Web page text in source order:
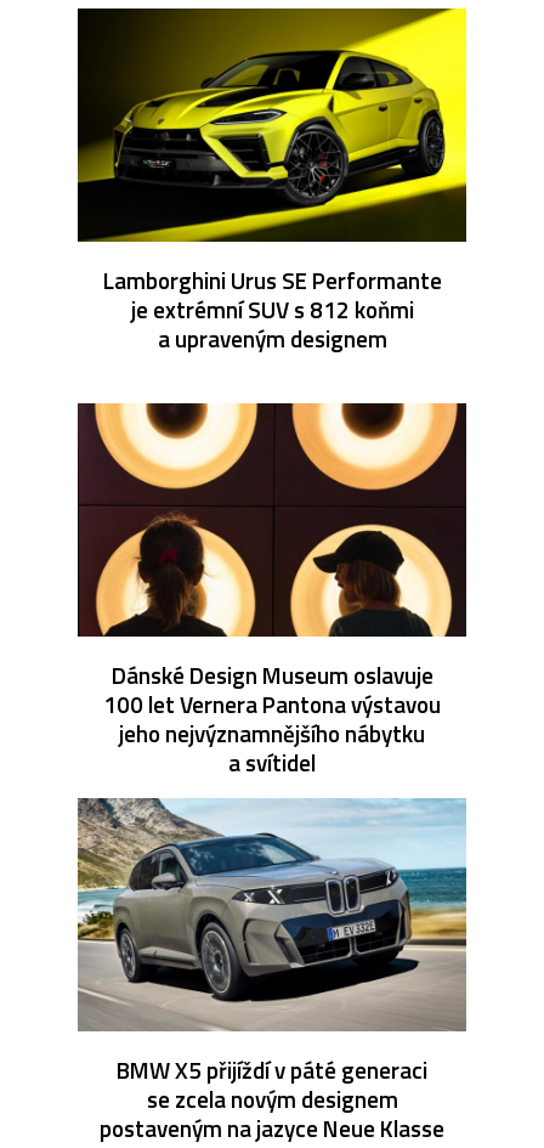
Lamborghini Urus SE Performante
je extrémní SUV s 812 koňmi
a upraveným designem
Dánské Design Museum oslavuje
100 let Vernera Pantona výstavou
jeho nejvýznamnějšího nábytku
a svítidel
BMW X5 přijíždí v páté generaci
se zcela novým designem
postaveným na jazyce Neue Klasse